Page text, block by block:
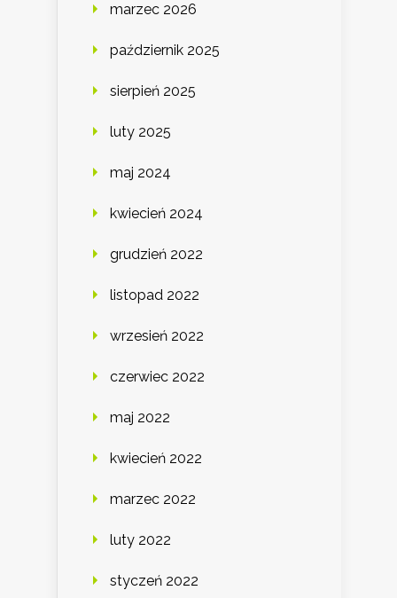
marzec 2026
październik 2025
sierpień 2025
luty 2025
maj 2024
kwiecień 2024
grudzień 2022
listopad 2022
wrzesień 2022
czerwiec 2022
maj 2022
kwiecień 2022
marzec 2022
luty 2022
styczeń 2022